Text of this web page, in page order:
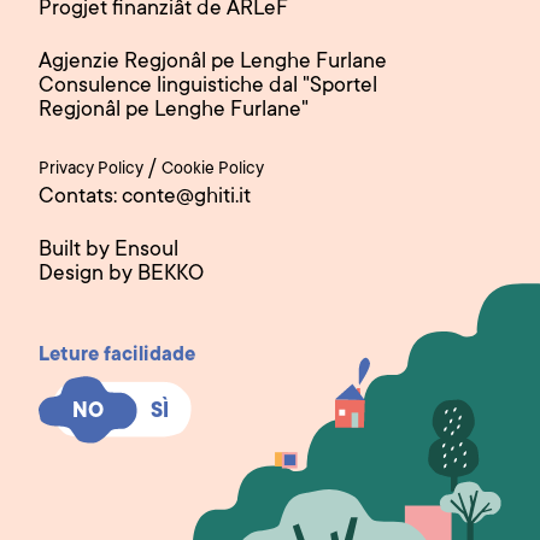
Progjet finanziât de ARLeF
Agjenzie Regjonâl pe Lenghe Furlane
Consulence linguistiche dal "Sportel
Regjonâl pe Lenghe Furlane"
Privacy Policy / Cookie Policy
Contats: conte@ghiti.it
Built by Ensoul
Design by BEKKO
Leture facilidade
NO SÌ
NO SÌ